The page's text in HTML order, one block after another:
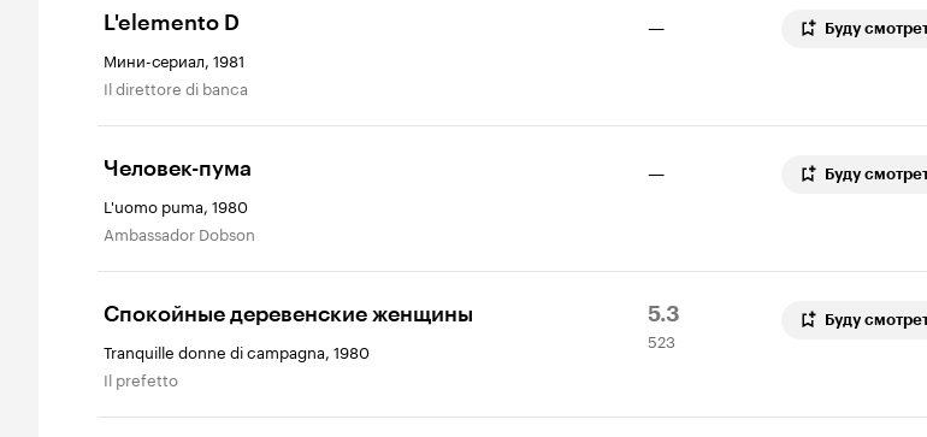
L'elemento D
Мини-сериал, 1981
Il direttore di banca
— Буду
Человек-пума
L'uomo puma, 1980
Ambassador Dobson
— Буду
Спокойные деревенские женщины
Tranquille donne di campagna, 1980
Il prefetto
Рейтинг
Кинопоиска
5.3
523
оценки
523
Буду